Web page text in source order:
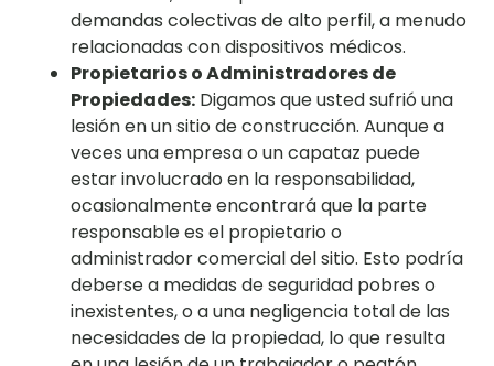
demandas colectivas de alto perfil, a menudo
relacionadas con dispositivos médicos.
Propietarios o Administradores de
Propiedades: Digamos que usted sufrió una
lesión en un sitio de construcción. Aunque a
veces una empresa o un capataz puede
estar involucrado en la responsabilidad,
ocasionalmente encontrará que la parte
responsable es el propietario o
administrador comercial del sitio. Esto podría
deberse a medidas de seguridad pobres o
inexistentes, o a una negligencia total de las
necesidades de la propiedad, lo que resulta